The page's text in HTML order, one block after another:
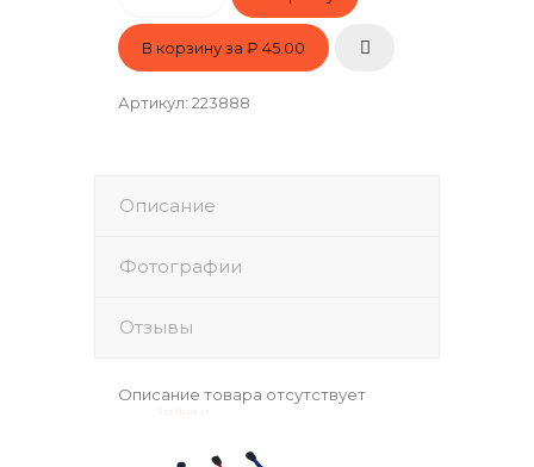
В корзину за ₽ 45.00
Артикул: 223888
Описание
Фотографии
Отзывы
Описание товара отсутствует